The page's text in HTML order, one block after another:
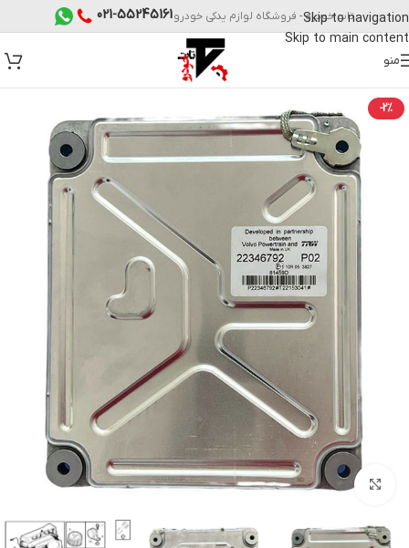
Skip to navigation
Skip to main content
تات خودرو - فروشگاه لوازم یدکی خودرو021-55245161
منو
-2%
بزرگنمایی تصویر